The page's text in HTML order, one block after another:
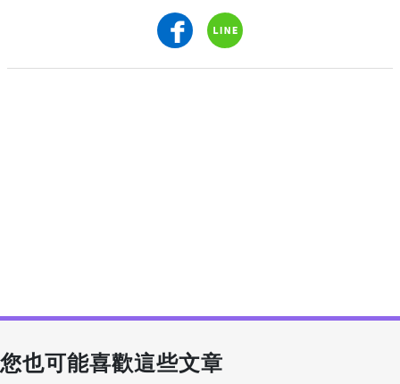
您也可能喜歡這些文章